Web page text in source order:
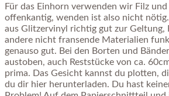
Für das Einhorn verwenden wir Filz
offenkantig, wenden ist also nicht
aus Glitzervinyl richtig gut zur Geltung,
andere nicht fransende Materialien
genauso gut. Bei den Borten und
austoben, auch Reststücke von ca.
prima. Das Gesicht kannst du plotten,
du dir hier herunterladen. Du hast